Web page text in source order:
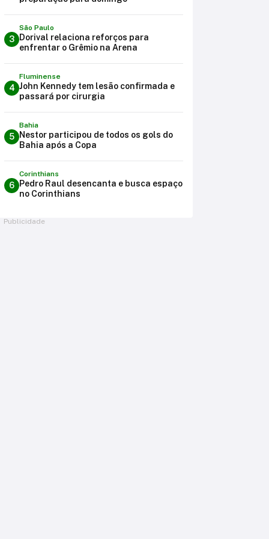
3
São Paulo
Dorival relaciona reforços para
enfrentar o Grêmio na Arena
4
Fluminense
John Kennedy tem lesão confirmada e
passará por cirurgia
5
Bahia
Nestor participou de todos os gols do
Bahia após a Copa
6
Corinthians
Pedro Raul desencanta e busca espaço
no Corinthians
Publicidade